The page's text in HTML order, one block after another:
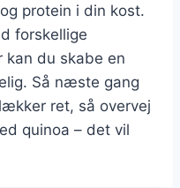
protein i din kost.
forskellige
kan du skabe en
Så næste gang
ret, så overvej
quinoa – det vil